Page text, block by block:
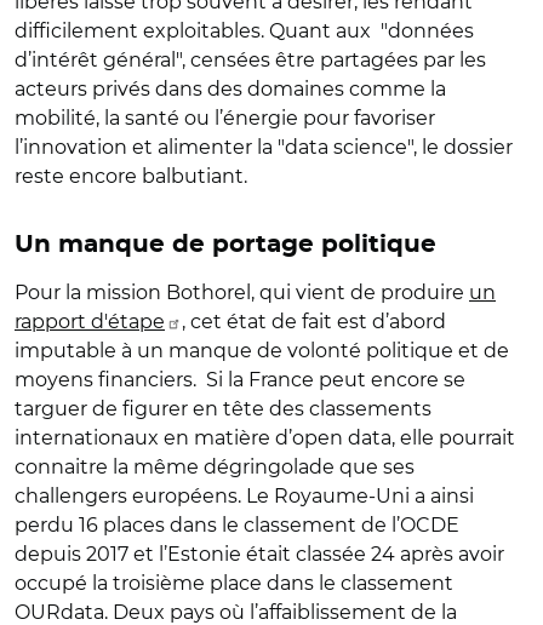
difficilement exploitables. Quant aux "données
d’intérêt général", censées être partagées par les
acteurs privés dans des domaines comme la
mobilité, la santé ou l’énergie pour favoriser
l’innovation et alimenter la "data science", le dossier
reste encore balbutiant.
Un manque de portage politique
Pour la mission Bothorel, qui vient de produire un
rapport d'étape
, cet état de fait est d’abord
imputable à un manque de volonté politique et de
moyens financiers. Si la France peut encore se
targuer de figurer en tête des classements
internationaux en matière d’open data, elle pourrait
connaitre la même dégringolade que ses
challengers européens. Le Royaume-Uni a ainsi
perdu 16 places dans le classement de l’OCDE
depuis 2017 et l’Estonie était classée 24 après avoir
occupé la troisième place dans le classement
OURdata. Deux pays où l’affaiblissement de la